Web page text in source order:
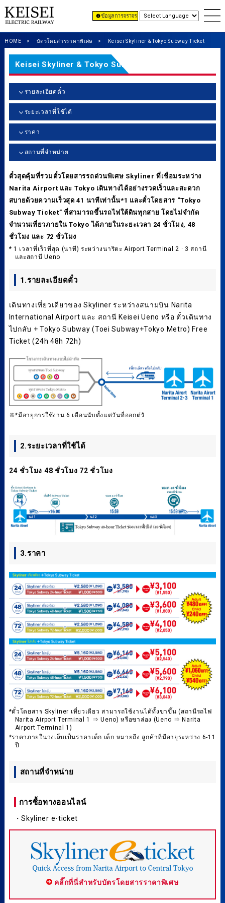
ข้อมูลการจราจร
HOME บัตรโดยสารราคาพิเศษ Keisei Skyliner & Tokyo Subway Ticket
Keisei Skyliner & Tokyo Subway Ticket
รายละเอียดตั๋ว
ระยะเวลาที่ใช้ได้
ราคา
สถานที่จำหน่าย
ตั๋วสุดคุ้มที่รวมตั๋วโดยสารรถด่วนพิเศษ Skyliner ที่เชื่อมระหว่าง
Narita Airport และ Tokyo เดินทางได้อย่างรวดเร็วและสะดวก
สบายด้วยความเร็วสุด 41 นาทีเท่านั้น*1 และตั๋วโดยสาร “Tokyo
Subway Ticket” ที่สามารถขึ้นรถไฟใต้ดินทุกสาย โดยไม่จำกัด
จำนวนเที่ยวภายใน Tokyo ได้ภายในระยะเวลา 24 ชั่วโมง, 48
ชั่วโมง และ 72 ชั่วโมง
* 1 เวลาที่เร็วที่สุด (นาที) ระหว่างนาริตะ Airport Terminal 2 · 3 สถานี
และสถานี Ueno
1.รายละเอียดตั๋ว
เดินทางเที่ยวเดียวของ Skyliner ระหว่างสนามบิน Narita
International Airport และ สถานี Keisei Ueno หรือ ตั๋วเดินทาง
ไปกลับ + Tokyo Subway (Toei Subway+Tokyo Metro) Free
Ticket (24h 48h 72h)
※*มีอายุการใช้งาน 6 เดือนนับตั้งแต่วันที่ออกต๋วั
2.ระยะเวลาที่ใช้ได้
24 ชั่วโมง 48 ชั่วโมง 72 ชั่วโมง
3.ราคา
*ตั๋วโดยสาร Skyliner เที่ยวเดียว สามารถใช้งานได้ทั้งขาขึ้น (สถานีรถไฟ
Narita Airport Terminal 1 ⇒ Ueno) หรือขาล่อง (Ueno ⇒ Narita
Airport Terminal 1)
*ราคาภายในวงเล็บเป็นราคาเด็ก เด็ก หมายถึง ลูกค้าที่มีอายุระหว่าง 6-11
ปี
สถานที่จำหน่าย
การซื้อทางออนไลน์
・Skyliner e-ticket
คลิ๊กที่นี่สำหรับบัตรโดยสารราคาพิเศษ